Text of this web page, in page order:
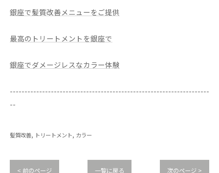
銀座で髪質改善メニューをご提供
最高のトリートメントを銀座で
銀座でダメージレスなカラー体験
--------------------------------------------------------------------
--
髪質改善 トリートメント カラー
< 前のページ 一覧に戻る 次のページ >